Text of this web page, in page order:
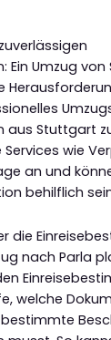
Ein Umzug
aus Stuttgart
wie
an und
behilflich
die
nach Parla
welche